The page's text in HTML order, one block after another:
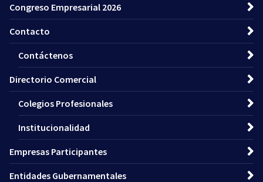
Congreso Empresarial 2026
Contacto
Contáctenos
Directorio Comercial
Colegios Profesionales
Institucionalidad
Empresas Participantes
Entidades Gubernamentales